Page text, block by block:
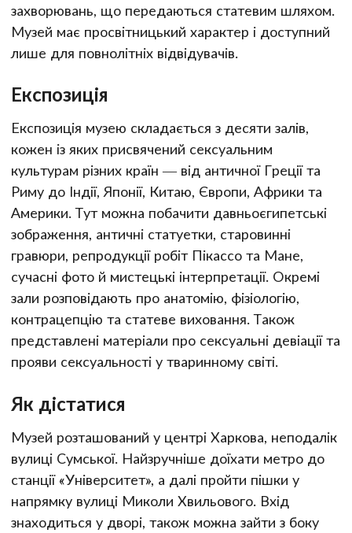
захворювань, що передаються статевим шляхом.
Музей має просвітницький характер і доступний
лише для повнолітніх відвідувачів.
Експозиція
Експозиція музею складається з десяти залів,
кожен із яких присвячений сексуальним
культурам різних країн — від античної Греції та
Риму до Індії, Японії, Китаю, Європи, Африки та
Америки. Тут можна побачити давньоєгипетські
зображення, античні статуетки, старовинні
гравюри, репродукції робіт Пікассо та Мане,
сучасні фото й мистецькі інтерпретації. Окремі
зали розповідають про анатомію, фізіологію,
контрацепцію та статеве виховання. Також
представлені матеріали про сексуальні девіації та
прояви сексуальності у тваринному світі.
Як дістатися
Музей розташований у центрі Харкова, неподалік
вулиці Сумської. Найзручніше доїхати метро до
станції «Університет», а далі пройти пішки у
напрямку вулиці Миколи Хвильового. Вхід
знаходиться у дворі, також можна зайти з боку